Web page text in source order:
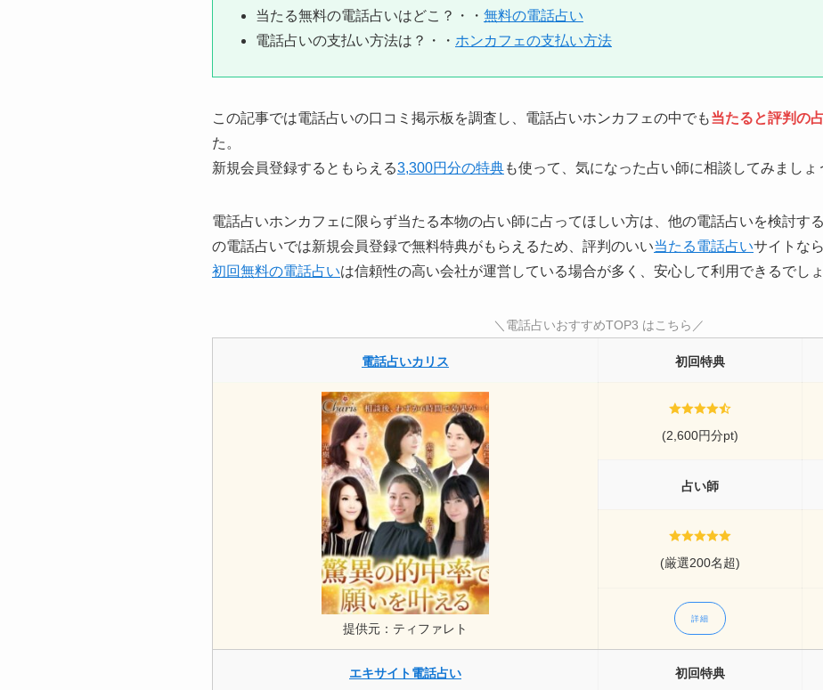
当たる無料の電話占いはどこ？・・ 無料の電話占い
電話占いの支払い方法は？・・ ホンカフェの支払い方法
この記事では電話占いの口コミ掲示板を調査し、電話占いホンカフェの中でも当たると評判の
た。
新規会員登録するともらえる3,300円分の特典も使って、気になった占い師に相談してみましょ
電話占いホンカフェに限らず当たる本物の占い師に占ってほしい方は、他の電話占いを検討す
の電話占いでは新規会員登録で無料特典がもらえるため、評判のいい当たる電話占いサイトな
初回無料の電話占いは信頼性の高い会社が運営している場合が多く、安心して利用できるでしょ
＼電話占いおすすめTOP3 はこちら／
電話占いカリス 初回特典
提供元：ティファレト
(2,600円分pt)
占い師
(厳選200名超)
詳細
エキサイト電話占い 初回特典